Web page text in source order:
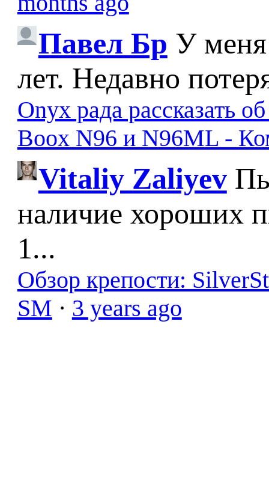
Павел Бр У меня
лет. Недавно
Onyx рада рассказать
Boox N96 и N96ML -
Vitaliy Zaliyev
наличие хороших
1...
Обзор крепости:
SM · 3 years ago